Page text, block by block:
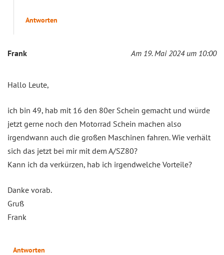
Antworten
Frank Am 19. Mai 2024 um 10:00
Hallo Leute,
ich bin 49, hab mit 16 den 80er Schein gemacht und würde
jetzt gerne noch den Motorrad Schein machen also
irgendwann auch die großen Maschinen fahren. Wie verhält
sich das jetzt bei mir mit dem A/SZ80?
Kann ich da verkürzen, hab ich irgendwelche Vorteile?
Danke vorab.
Gruß
Frank
Antworten